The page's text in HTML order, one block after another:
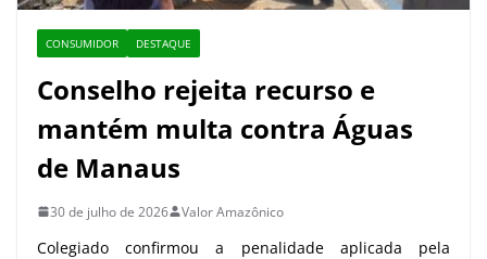
CONSUMIDOR DESTAQUE
Conselho rejeita recurso e
mantém multa contra Águas
de Manaus
30 de julho de 2026 Valor Amazônico
Colegiado confirmou a penalidade aplicada pela